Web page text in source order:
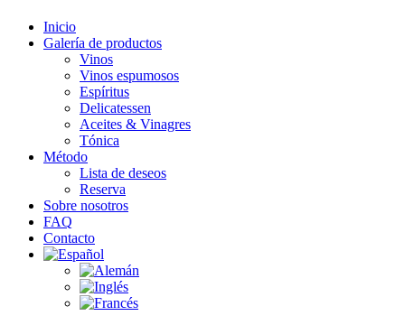
Inicio
Galería de productos
Vinos
Vinos espumosos
Espíritus
Delicatessen
Aceites & Vinagres
Tónica
Método
Lista de deseos
Reserva
Sobre nosotros
FAQ
Contacto